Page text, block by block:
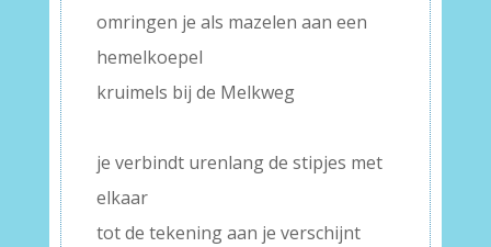
omringen je als mazelen aan een
hemelkoepel
kruimels bij de Melkweg
je verbindt urenlang de stipjes met
elkaar
tot de tekening aan je verschijnt